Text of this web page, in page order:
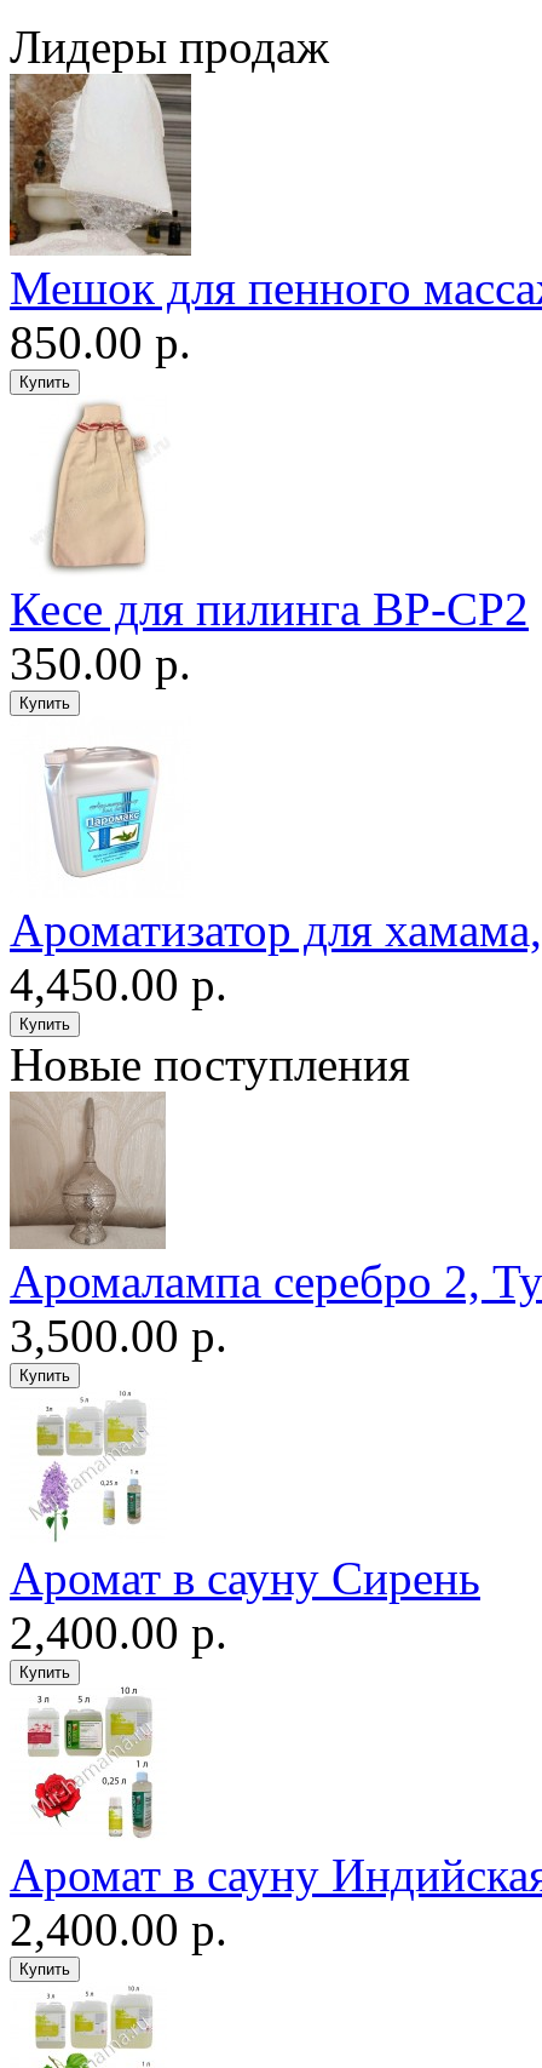
Лидеры продаж
Мешок для пенного
850.00 р.
Кесе для пилинга ВР-CP2
350.00 р.
Ароматизатор для
4,450.00 р.
Новые поступления
Аромалампа серебро 2,
3,500.00 р.
Аромат в сауну Сирень
2,400.00 р.
Аромат в сауну
2,400.00 р.